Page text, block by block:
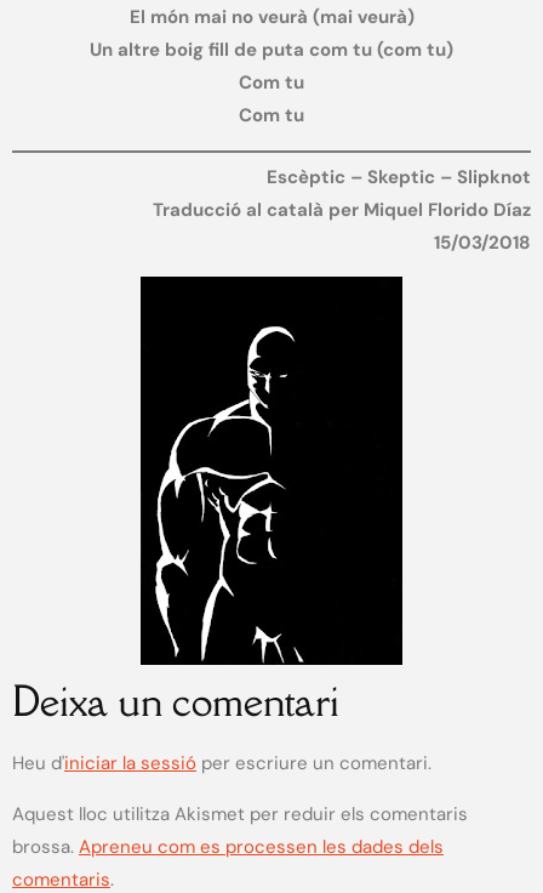
El món mai no veurà (mai veurà)
Un altre boig fill de puta com tu (com tu)
Com tu
Com tu
Escèptic – Skeptic – Slipknot
Traducció al català per Miquel Florido Díaz
15/03/2018
Deixa un comentari
Heu d'iniciar la sessió per escriure un comentari.
Aquest lloc utilitza Akismet per reduir els comentaris
brossa. Apreneu com es processen les dades dels
comentaris.